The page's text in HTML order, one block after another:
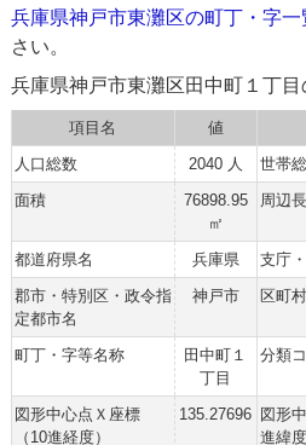
兵庫県神戸市東灘区の町丁・字一
さい。
兵庫県神戸市東灘区田中町１丁目
項目名 値
人口総数
2040 人 世帯
面積
76898.95
㎡
周辺長
都道府県名 兵庫県
支庁
郡市・特別区・政令指
定都市名
神戸市 区町
町丁・字等名称
田中町１
丁目
分類
図形中心点Ｘ座標
（10進経度）
135.27696 図形
進緯度